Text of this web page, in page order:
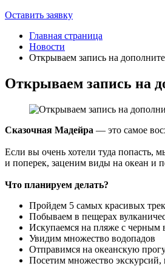
Оставить заявку
Главная страница
Новости
Открываем запись на
Открываем запись на
Сказочная Мадейра — это самое
Если вы очень хотели туда попасть,
и поперек, заценим виды на океан и
Что планируем делать?
Пройдем 5 самых красивых
Побываем в пещерах
Искупаемся на пляже с черным
Увидим множество водопадов
Отправимся на океанскую
Посетим множество